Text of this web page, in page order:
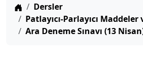
Anasayfa
Dersler
Patlayıcı-Parlayıcı
Ara Deneme Sınavı (13